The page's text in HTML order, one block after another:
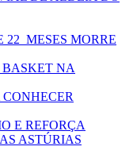
MESES MORRE
BASKET NA
E REFORÇA
ASTÚRIAS